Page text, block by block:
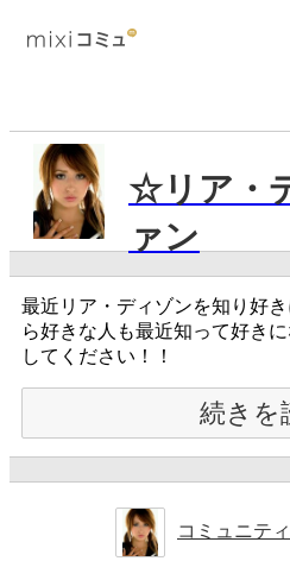
☆リア・
ァン
最近リア・ディゾンを知り好
ら好きな人も最近知って好き
してください！！
続きを
コミュニテ